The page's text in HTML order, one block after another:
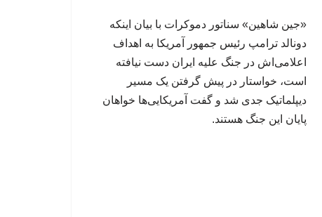
«جین شاهین» سناتور دموکرات با بیان اینکه
دونالد ترامپ رئیس جمهور آمریکا به اهداف
اعلامی‌اش در جنگ علیه ایران دست نیافته
است، خواستار در پیش گرفتن یک مسیر
دیپلماتیک جدی شد و گفت آمریکایی‌ها خواهان
پایان این جنگ هستند.